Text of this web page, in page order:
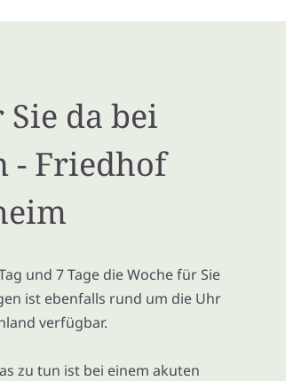
da bei
- Friedhof
und 7 Tage die Woche für Sie
ist ebenfalls rund um die Uhr
verfügbar.
zu tun ist bei einem akuten